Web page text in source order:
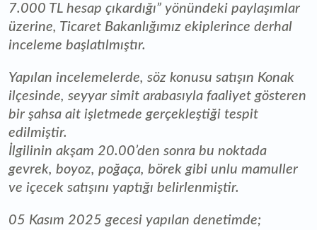
7.000 TL hesap çıkardığı” yönündeki paylaşımlar
üzerine, Ticaret Bakanlığımız ekiplerince derhal
inceleme başlatılmıştır.
Yapılan incelemelerde, söz konusu satışın Konak
ilçesinde, seyyar simit arabasıyla faaliyet gösteren
bir şahsa ait işletmede gerçekleştiği tespit
edilmiştir.
İlgilinin akşam 20.00’den sonra bu noktada
gevrek, boyoz, poğaça, börek gibi unlu mamuller
ve içecek satışını yaptığı belirlenmiştir.
05 Kasım 2025 gecesi yapılan denetimde;